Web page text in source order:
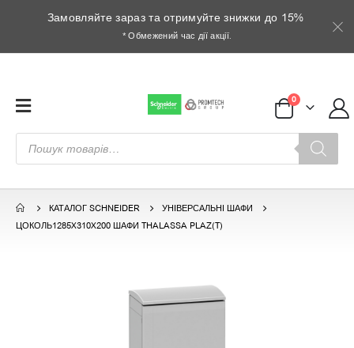
Замовляйте зараз та отримуйте знижки до 15%
* Обмежений час дії акції.
Пошук
товарів
0
КАТАЛОГ SCHNEIDER
УНІВЕРСАЛЬНІ ШАФИ
ЦОКОЛЬ1285X310X200 ШАФИ THALASSA PLAZ(T)